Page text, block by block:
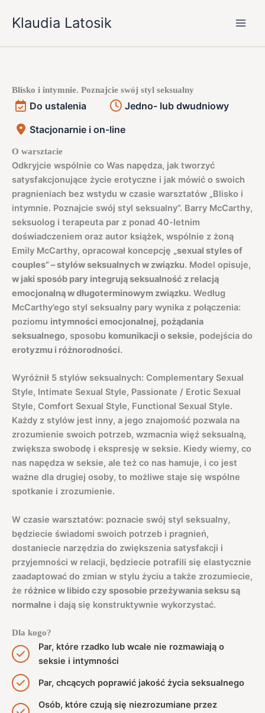
Klaudia Latosik
Blisko i intymnie. Poznajcie swój styl seksualny
Do ustalenia
Jedno- lub dwudniowy
Stacjonarnie i on-line
O warsztacie
Odkryjcie wspólnie co Was napędza, jak tworzyć
satysfakcjonujące życie erotyczne i jak mówić o swoich
pragnieniach bez wstydu w czasie warsztatów „Blisko i
intymnie. Poznajcie swój styl seksualny”. Barry McCarthy,
seksuolog i terapeuta par z ponad 40-letnim
doświadczeniem oraz autor książek, wspólnie z żoną
Emily McCarthy, opracował koncepcję „sexual styles of
couples” – stylów seksualnych w związku. Model opisuje,
w jaki sposób pary integrują seksualność z relacją
emocjonalną w długoterminowym związku. Według
McCarthy’ego styl seksualny pary wynika z połączenia:
poziomu intymności emocjonalnej, pożądania
seksualnego, sposobu komunikacji o seksie, podejścia do
erotyzmu i różnorodności.
Wyróżnił 5 stylów seksualnych: Complementary Sexual
Style, Intimate Sexual Style, Passionate / Erotic Sexual
Style, Comfort Sexual Style, Functional Sexual Style.
Każdy z stylów jest inny, a jego znajomość pozwala na
zrozumienie swoich potrzeb, wzmacnia więź seksualną,
zwiększa swobodę i ekspresję w seksie. Kiedy wiemy, co
nas napędza w seksie, ale też co nas hamuje, i co jest
ważne dla drugiej osoby, to możliwe staje się wspólne
spotkanie i zrozumienie.
W czasie warsztatów: poznacie swój styl seksualny,
będziecie świadomi swoich potrzeb i pragnień,
dostaniecie narzędzia do zwiększenia satysfakcji i
przyjemności w relacji, będziecie potrafili się elastycznie
zaadaptować do zmian w stylu życiu a także zrozumiecie,
że różnice w libido czy sposobie przeżywania seksu są
normalne i dają się konstruktywnie wykorzystać.
Dla kogo?
Par, które rzadko lub wcale nie rozmawiają o
seksie i intymności
Par, chcących poprawić jakość życia seksualnego
Osób, które czują się niezrozumiane przez